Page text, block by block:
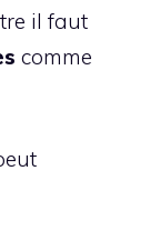
il faut
comme